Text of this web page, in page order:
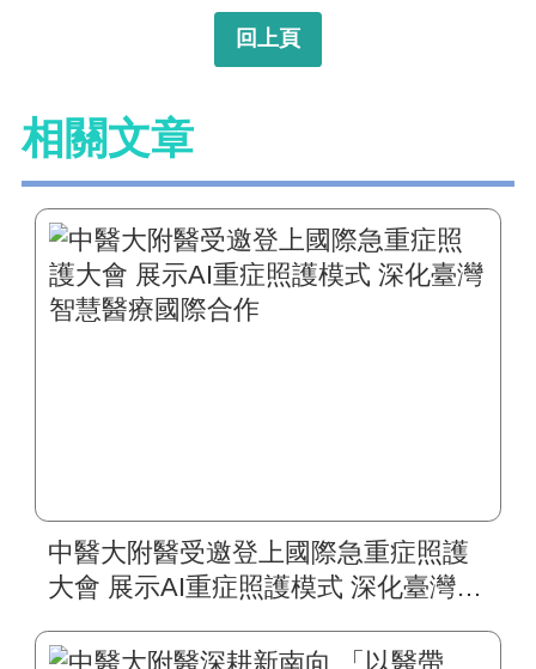
回上頁
相關文章
中醫大附醫受邀登上國際急重症照護
大會 展示AI重症照護模式 深化臺灣智